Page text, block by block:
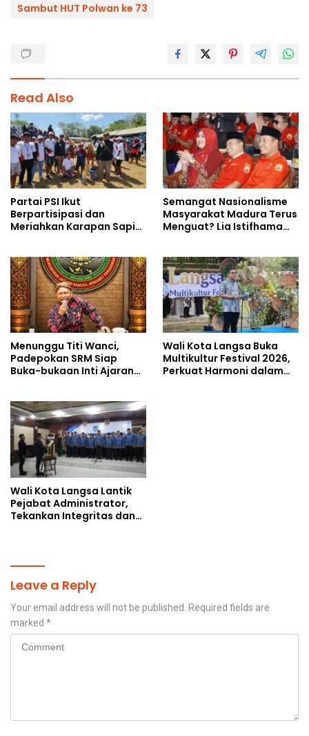
Sambut HUT Polwan ke 73
Read Also
Partai PSI Ikut
Berpartisipasi dan
Meriahkan Karapan Sapi
Semangat Nasionalisme
Masyarakat Madura Terus
Menguat? Lia Istifhama
NKRI
Menunggu Titi Wanci,
Padepokan SRM Siap
Buka-bukaan Inti Ajaran
Nusantara 2026
Wali Kota Langsa Buka
Multikultur Festival 2026,
Perkuat Harmoni dalam
Wali Kota Langsa Lantik
Pejabat Administrator,
Tekankan Integritas dan
Leave a Reply
Your email address will not be published.
Required fields are
marked *